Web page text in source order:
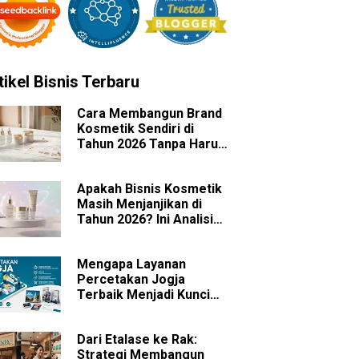
Bisnis Terbaru
Cara Membangun Brand
Kosmetik Sendiri di
Tahun 2026 Tanpa Harus
Apakah Bisnis Kosmetik
Masih Menjanjikan di
Tahun 2026? Ini Analisis
Mengapa Layanan
Percetakan Jogja
Terbaik Menjadi Kunci
Dari Etalase ke Rak:
Strategi Membangun